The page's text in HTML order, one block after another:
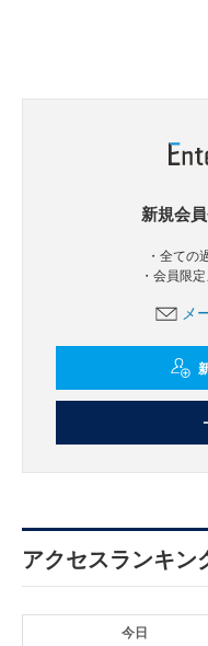
新規会
・全ての
・会員限
メ
アクセスランキン
今日